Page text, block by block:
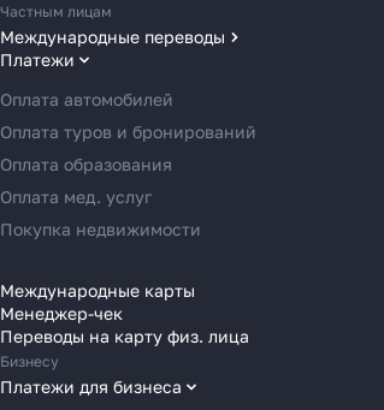
Частным лицам
Международные переводы
Переводы в США
Переводы в ОАЭ
Переводы в Европу
Переводы в Азию
Переводы в Россию
Переводы в Австрию
Переводы в Болгарию
Переводы в Венгрию
Переводы в Великобританию
Переводы в Грецию
Платежи
Оплата автомобилей
Оплата туров и бронирований
Оплата образования
Оплата мед. услуг
Покупка недвижимости
Международные карты
Менеджер-чек
Переводы на карту физ. лица
Бизнесу
Платежи для бизнеса